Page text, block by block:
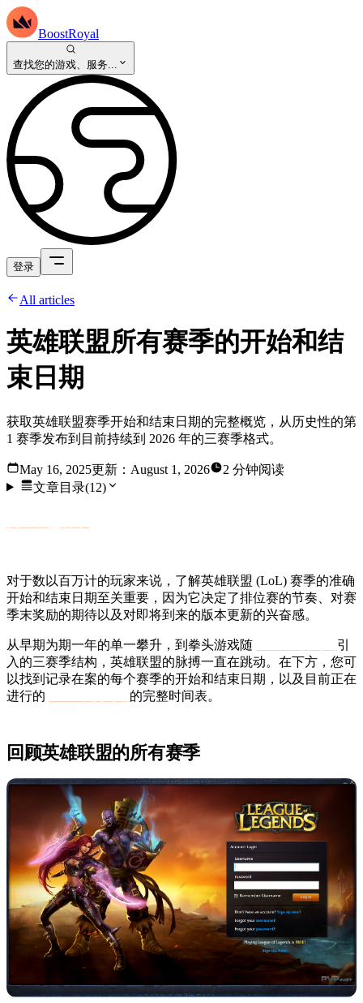
BoostRoyal
查找您的游戏、服务...
登录
All articles
英雄联盟所有赛季的开始和结
束日期
获取英雄联盟赛季开始和结束日期的完整概览，从历史性的第
1 赛季发布到目前持续到 2026 年的三赛季格式。
May 16, 2025更新： August 1, 2026
2 分钟阅读
文章目录(12)
对于数以百万计的玩家来说，了解英雄联盟 (LoL) 赛季的准确
开始和结束日期至关重要，因为它决定了排位赛的节奏、对赛
季末奖励的期待以及对即将到来的版本更新的兴奋感。
从早期为期一年的单一攀升，到拳头游戏随
引
入的三赛季结构，英雄联盟的脉搏一直在跳动。在下方，您可
以找到记录在案的每个赛季的开始和结束日期，以及目前正在
进行的
的完整时间表。
回顾英雄联盟的所有赛季